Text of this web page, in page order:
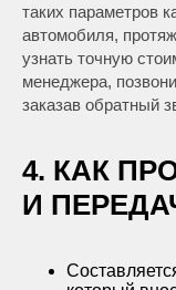
таких параметров
автомобиля,
узнать точную
менеджера,
заказав обратный
4. КАК
И